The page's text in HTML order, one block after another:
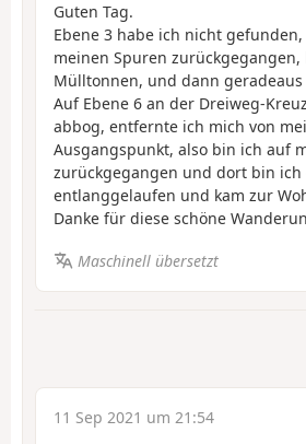
Guten Tag.
Ebene 3 habe ich nicht
meinen Spuren zurückgegangen,
Mülltonnen, und dann
Auf Ebene 6 an der Dreiweg-
abbog, entfernte ich mich von
Ausgangspunkt, also bin ich auf
zurückgegangen und dort bin ich
entlanggelaufen und kam zur
Danke für diese schöne
Maschinell übersetzt
11 Sep 2021 um 21:54